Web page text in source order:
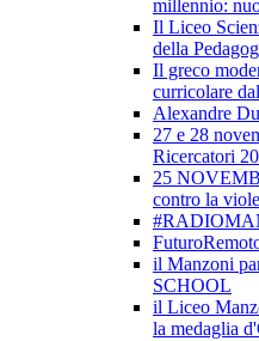
millennio:
Il Liceo
della
Il greco
curricolare
Alexandre
27 e 28
Ricercatori
25
contro la
il Manzoni
SCHOOL
il Liceo
la medaglia